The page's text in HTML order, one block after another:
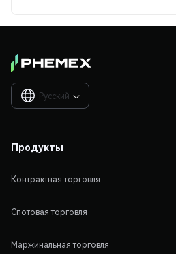
Русский 
Продукты
Контрактная торговля
Спотовая торговля
Маржинальная торговля